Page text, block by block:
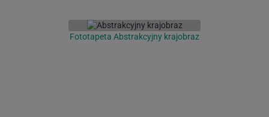
Fototapeta Abstrakcyjny krajobraz